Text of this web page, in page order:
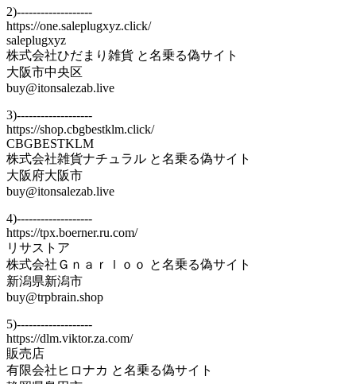
2)-------------------
https://one.saleplugxyz.click/
saleplugxyz
株式会社ひだまり雑貨 と名乗る偽サイト
大阪市中央区
buy@itonsalezab.live
3)-------------------
https://shop.cbgbestklm.click/
CBGBESTKLM
株式会社雑貨ナチュラル と名乗る偽サイト
大阪府大阪市
buy@itonsalezab.live
4)-------------------
https://tpx.boerner.ru.com/
リサストア
株式会社Ｇｎａｒｌｏｏ と名乗る偽サイト
新潟県新潟市
buy@trpbrain.shop
5)-------------------
https://dlm.viktor.za.com/
販売店
有限会社ヒロナカ と名乗る偽サイト